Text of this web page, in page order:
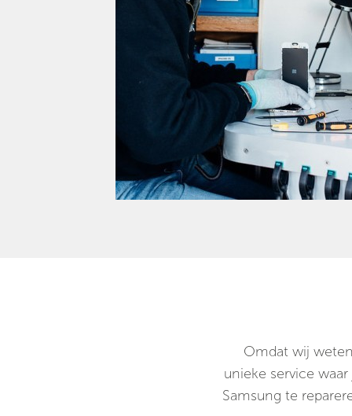
Omdat wij
unieke service
Samsung te